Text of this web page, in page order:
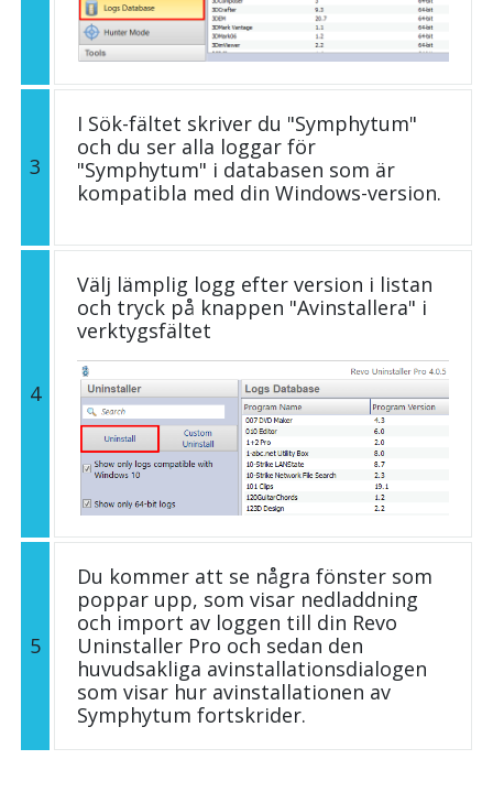
3
I Sök-fältet skriver du "Symphytum"
och du ser alla loggar för
"Symphytum" i databasen som är
kompatibla med din Windows-version.
4
Välj lämplig logg efter version i listan
och tryck på knappen "Avinstallera" i
verktygsfältet
5
Du kommer att se några fönster som
poppar upp, som visar nedladdning
och import av loggen till din Revo
Uninstaller Pro och sedan den
huvudsakliga avinstallationsdialogen
som visar hur avinstallationen av
Symphytum fortskrider.